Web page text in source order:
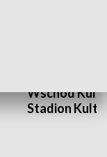
Wschód
Stadion